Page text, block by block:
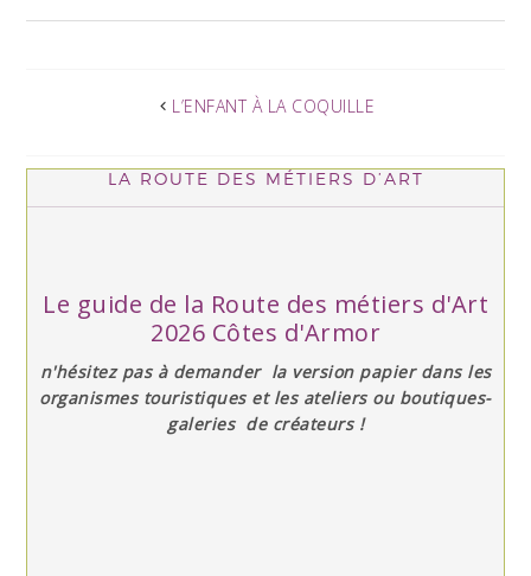
L’ENFANT À LA COQUILLE
LA ROUTE DES MÉTIERS D’ART
Le guide de la Route des métiers d'Art
2026 Côtes d'Armor
n'hésitez pas à demander la version papier dans les
organismes touristiques et les ateliers ou boutiques-
galeries de créateurs !